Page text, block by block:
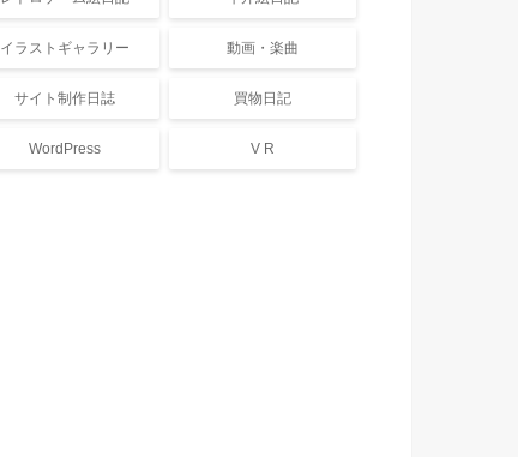
イラストギャラリー 動画・楽曲
サイト制作日誌 買物日記
WordPress V R